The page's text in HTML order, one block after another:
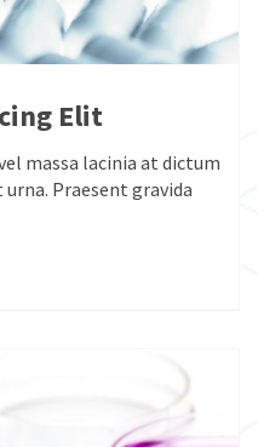
Elit
massa lacinia at dictum
urna. Praesent gravida